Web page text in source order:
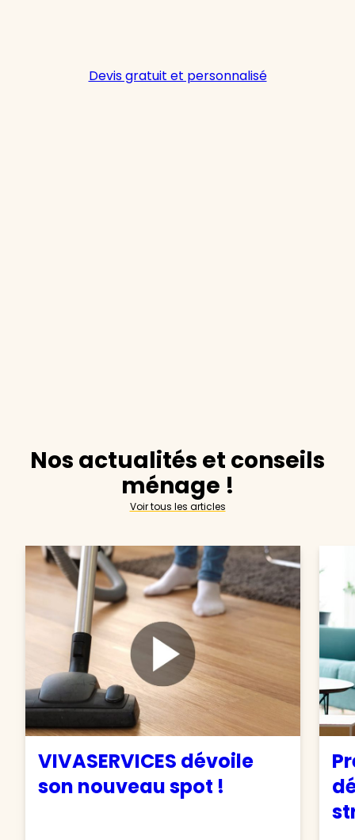
Devis gratuit et personnalisé
Nos actualités et conseils
ménage !
Voir tous les articles
VIVASERVICES dévoile
son nouveau spot !